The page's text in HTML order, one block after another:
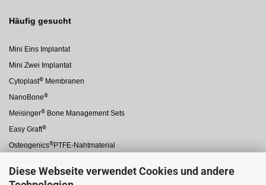
Diese Webseite verwendet Cookies und andere
Häufig gesucht
Mini Eins Implantat
Mini Zwei Implantat
Cytoplast® Membranen
NanoBone®
Meisinger® Bone Management Sets
Easy Graft®
Osteogenics® PTFE-Nahtmaterial